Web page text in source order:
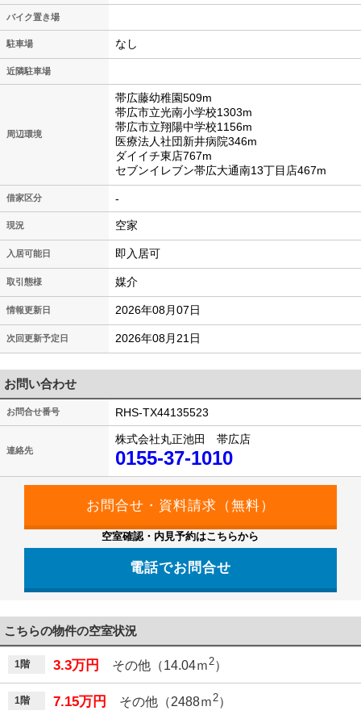
バイク置き場
駐車場 なし
近隣駐車場
周辺環境
帯広藤幼稚園509m
帯広市立光南小学校1303m
帯広市立翔陽中学校1156m
医療法人社団新井病院346m
ダイイチ東店767m
セブンイレブン帯広大通南13丁目店467m
借家区分 -
現況 空家
入居可能日 即入居可
取引態様 媒介
情報更新日 2026年08月07日
次回更新予定日 2026年08月21日
お問い合わせ
お問合せ番号 RHS-TX44135523
連絡先
株式会社丸正池田 帯広店
0155-37-1010
空室確認・内見予約はこちらから
電話でお問合せ
こちらの物件の空室状況
1階 3.3万円 その他（14.04ｍ2）
1階 7.15万円 その他（2488ｍ2）